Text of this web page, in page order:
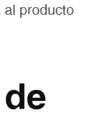
al producto